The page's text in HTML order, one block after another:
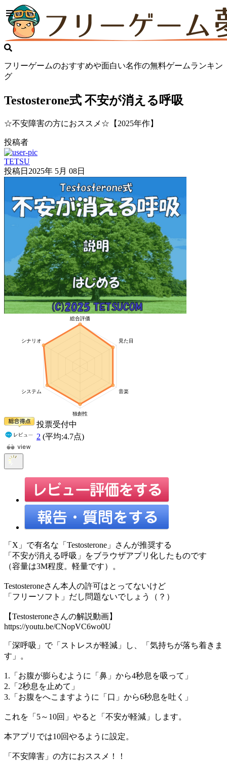
フリーゲームのおすすめや面白い名作の無料ゲームランキン
グ
Testosterone式 不安が消える呼吸
☆不安障害の方におススメ☆【2025年作】
投稿者
TETSU
投稿日 2025年 5月 08日
投票受付中
2 (平均:4.7点)
「X」で有名な「Testosterone」さんが推奨する
「不安が消える呼吸」をブラウザアプリ化したものです
（容量は3M程度。軽量です）。
Testosteroneさん本人の許可はとってないけど
「フリーソフト」だし問題ないでしょう（？）
【Testosteroneさんの解説動画】
https://youtu.be/CNopVC6wo0U
「深呼吸」で「ストレスが軽減」し、「気持ちが落ち着きま
す」。
1.「お腹が膨らむように「鼻」から4秒息を吸って」
2.「2秒息を止めて」
3.「お腹をへこますように「口」から6秒息を吐く」
これを「5～10回」やると「不安が軽減」します。
本アプリでは10回やるように設定。
「不安障害」の方におススメ！！